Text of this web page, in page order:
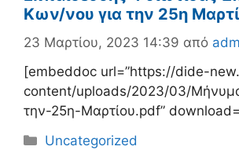
Κων/νου για την 25η
23 Μαρτίου, 2023 14:39 από
[embeddoc url=”https://dide-
content/uploads/2023/03/
την-25η-Μαρτίου.pdf”
Κατηγορίες
Uncategorized